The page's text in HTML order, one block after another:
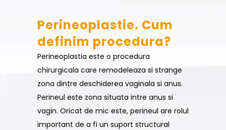
Perineoplastie. Cum
definim procedura?
Perineoplastia este o procedura
chirurgicala care remodeleaza si strange
zona dintre deschiderea vaginala si anus.
Perineul este zona situata intre anus si
vagin. Oricat de mic este, perineul are rolul
important de a fi un suport structural